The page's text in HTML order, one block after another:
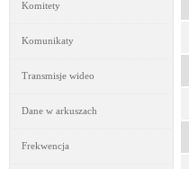
Komitety
Komunikaty
Transmisje wideo
Dane w arkuszach
Frekwencja